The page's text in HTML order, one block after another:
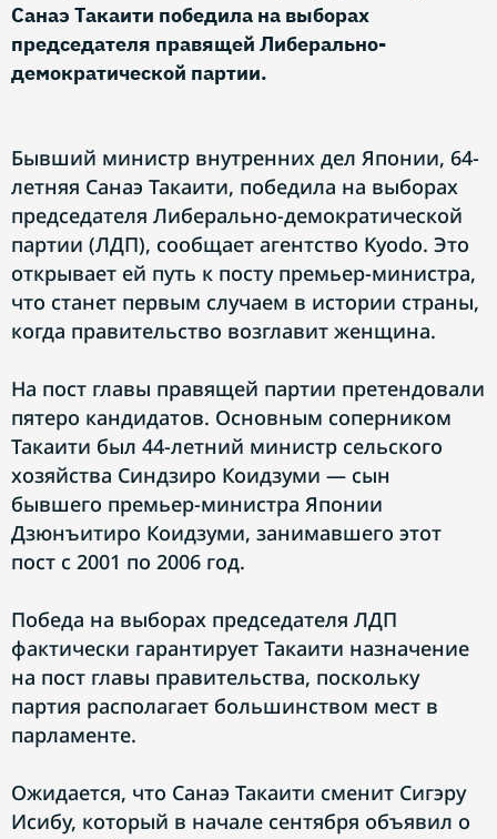
Санаэ Такаити победила на выборах
председателя правящей Либерально-
демократической партии.
Бывший министр внутренних дел Японии, 64-
летняя Санаэ Такаити, победила на выборах
председателя Либерально-демократической
партии (ЛДП), сообщает агентство Kyodo. Это
открывает ей путь к посту премьер-министра,
что станет первым случаем в истории страны,
когда правительство возглавит женщина.
На пост главы правящей партии претендовали
пятеро кандидатов. Основным соперником
Такаити был 44-летний министр сельского
хозяйства Синдзиро Коидзуми — сын
бывшего премьер-министра Японии
Дзюнъитиро Коидзуми, занимавшего этот
пост с 2001 по 2006 год.
Победа на выборах председателя ЛДП
фактически гарантирует Такаити назначение
на пост главы правительства, поскольку
партия располагает большинством мест в
парламенте.
Ожидается, что Санаэ Такаити сменит Сигэру
Исибу, который в начале сентября объявил о